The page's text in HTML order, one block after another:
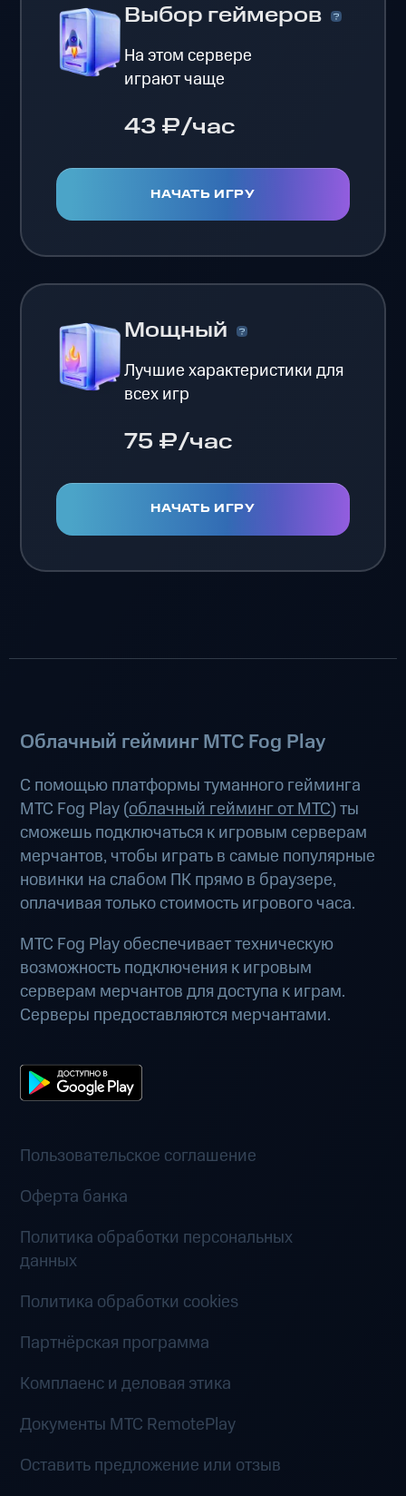
Выбор геймеров
На этом сервере
играют чаще
43 ₽/час
НАЧАТЬ ИГРУ
Мощный
Лучшие характеристики для
всех игр
75 ₽/час
НАЧАТЬ ИГРУ
Облачный гейминг МТС Fog Play
С помощью платформы туманного гейминга
МТС Fog Play (облачный гейминг от МТС) ты
сможешь подключаться к игровым серверам
мерчантов, чтобы играть в самые популярные
новинки на слабом ПК прямо в браузере,
оплачивая только стоимость игрового часа.
МТС Fog Play обеспечивает техническую
возможность подключения к игровым
серверам мерчантов для доступа к играм.
Серверы предоставляются мерчантами.
Пользовательское соглашение
Оферта банка
Политика обработки персональных
данных
Политика обработки cookies
Партнёрская программа
Комплаенс и деловая этика
Документы MTC RemotePlay
Оставить предложение или отзыв